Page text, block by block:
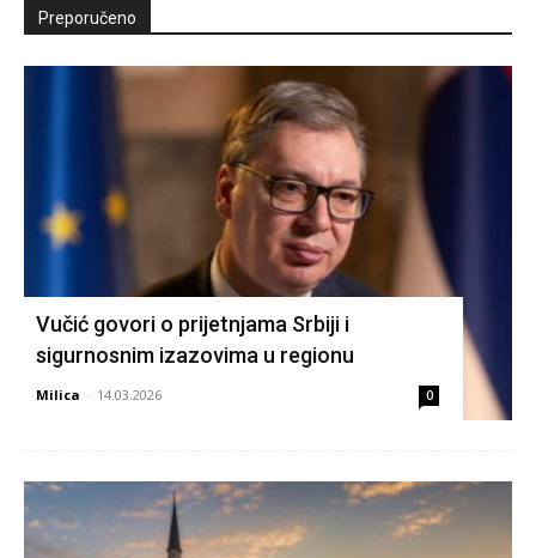
Preporučeno
Vučić govori o prijetnjama Srbiji i
sigurnosnim izazovima u regionu
Milica - 14.03.2026 0